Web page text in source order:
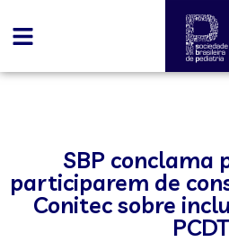
SBP conclama
participarem de
Conitec sobre
PCDT